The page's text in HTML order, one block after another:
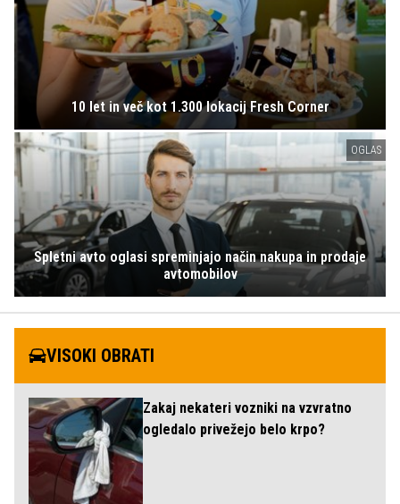
10 let in več kot 1.300 lokacij Fresh Corner
OGLAS
Spletni avto oglasi spreminjajo način nakupa in prodaje
avtomobilov
VISOKI OBRATI
Zakaj nekateri vozniki na vzvratno
ogledalo privežejo belo krpo?